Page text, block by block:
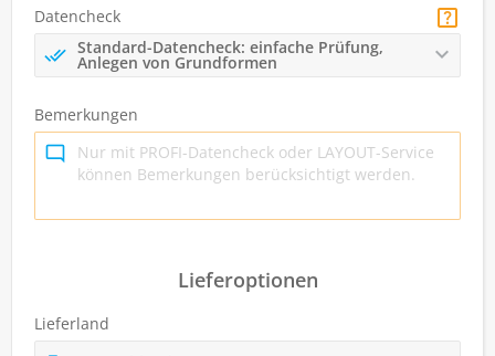
Datencheck
Standard-Datencheck: einfache Prüfung,
Anlegen von Grundformen
Bemerkungen
Lieferoptionen
Lieferland